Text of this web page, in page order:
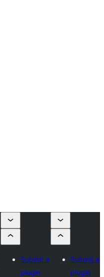
Submit a
plugin
Submit a
plugin